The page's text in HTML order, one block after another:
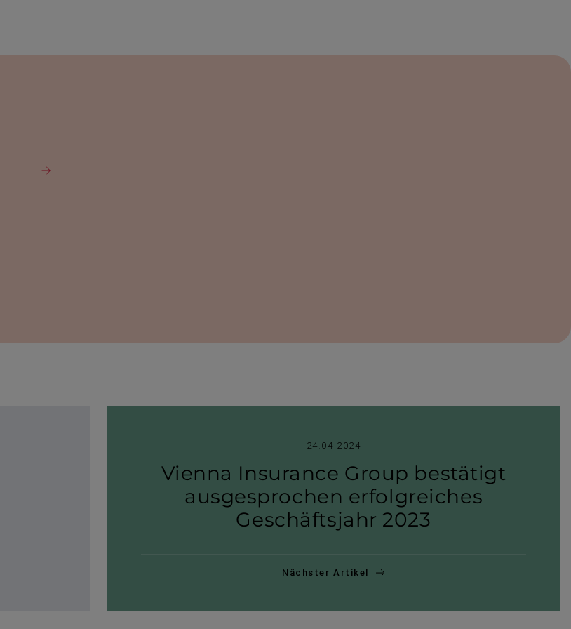
24.04.2024
Vienna Insurance Group bestätigt
ausge­spro­chen erfolg­rei­ches
Geschäfts­jahr 2023
Nächster Artikel